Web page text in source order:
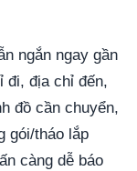
ngắn ngay gần
đi, địa chỉ đến,
đồ cần chuyển,
gói/tháo lắp
càng dễ báo